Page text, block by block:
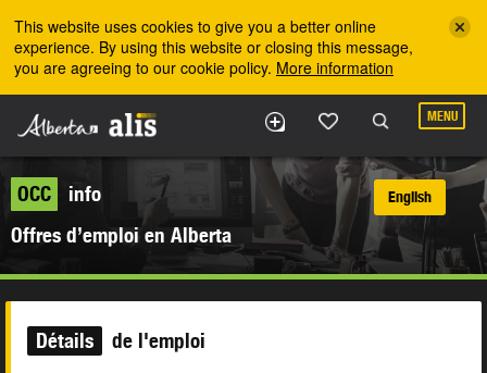
This website uses cookies to give you a better online
experience. By using this website or closing this message,
you are agreeing to our cookie policy. More information
MENU
OCC
info
Offres d’emploi en Alberta
English
Détails de l'emploi